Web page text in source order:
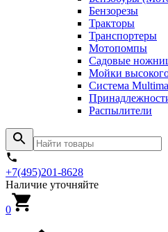
Бензорезы
Тракторы
Транспортеры
Мотопомпы
Садовые
Мойки
Система
Распылители
+7(495)201-8628
Наличие уточняйте
0